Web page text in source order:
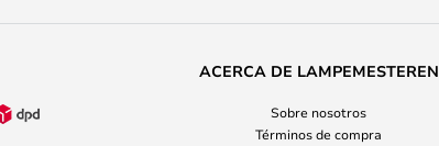
ACERCA DE LAMPEMESTEREN
Sobre nosotros
Términos de compra